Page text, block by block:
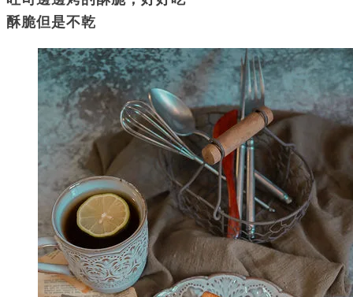
酥脆但是不乾